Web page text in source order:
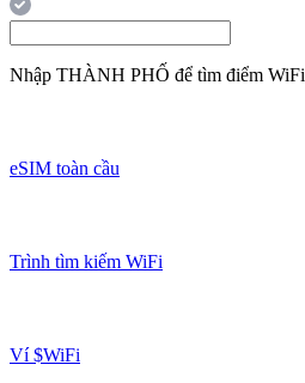
Nhập THÀNH PHỐ để tìm điểm WiFi
eSIM toàn cầu
Trình tìm kiếm WiFi
Ví $WiFi